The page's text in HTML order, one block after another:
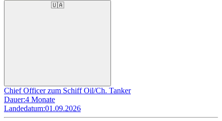
🇺🇦
Chief Officer zum Schiff Oil/Ch. Tanker
Dauer:4 Monate
Landedatum:01.09.2026